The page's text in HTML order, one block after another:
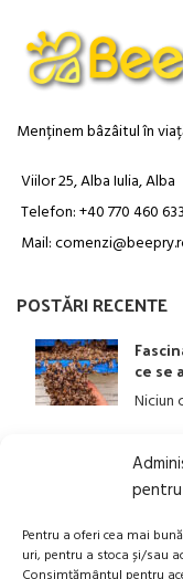
Pentru a oferi cea mai
uri, pentru a stoca și/sau
Menținem bâzâitul în
Viilor 25, Alba Iulia, Alba
Telefon: +40 770 460 633
Mail:
POSTĂRI RECENTE
ce se
Niciun
LINK-URI UTILE
ANPC
Politica privind